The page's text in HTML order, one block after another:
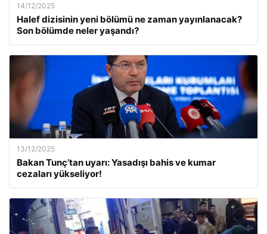
14/12/2025
Halef dizisinin yeni bölümü ne zaman yayınlanacak?
Son bölümde neler yaşandı?
13/12/2025
Bakan Tunç’tan uyarı: Yasadışı bahis ve kumar
cezaları yükseliyor!